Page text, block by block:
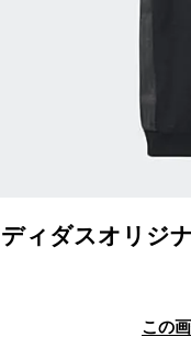
ィダスオリジ
この